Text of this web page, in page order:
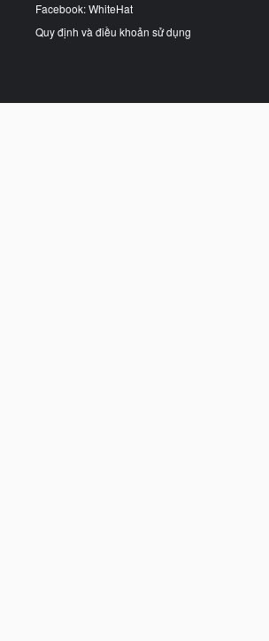
Facebook: WhiteHat
Quy định và điều khoản sử dụng